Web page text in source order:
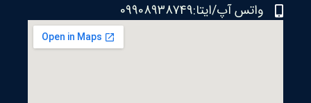
واتس آپ/ایتا:09908938749